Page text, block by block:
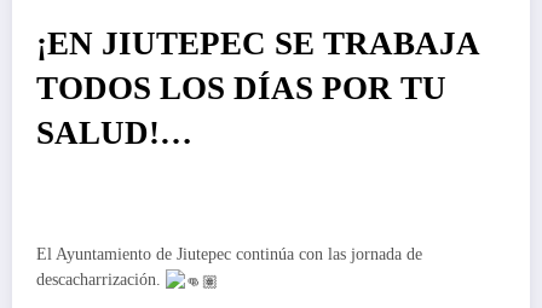
¡EN JIUTEPEC SE TRABAJA
TODOS LOS DÍAS POR TU
SALUD!…
El Ayuntamiento de Jiutepec continúa con las jornada de
descacharrización.